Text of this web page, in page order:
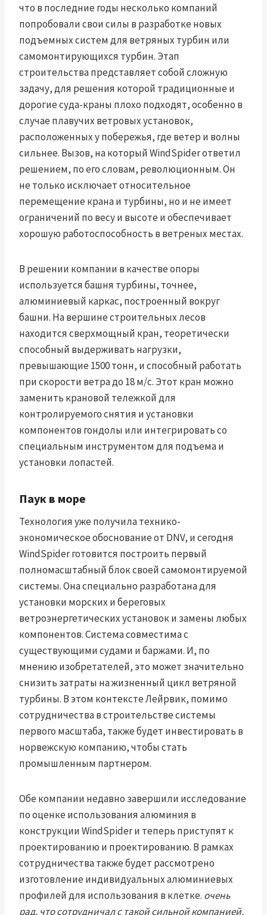
что в последние годы несколько компаний
попробовали свои силы в разработке новых
подъемных систем для ветряных турбин или
самомонтирующихся турбин. Этап
строительства представляет собой сложную
задачу, для решения которой традиционные и
дорогие суда-краны плохо подходят, особенно в
случае плавучих ветровых установок,
расположенных у побережья, где ветер и волны
сильнее. Вызов, на который WindSpider ответил
решением, по его словам, революционным. Он
не только исключает относительное
перемещение крана и турбины, но и не имеет
ограничений по весу и высоте и обеспечивает
хорошую работоспособность в ветреных местах.
В решении компании в качестве опоры
используется башня турбины, точнее,
алюминиевый каркас, построенный вокруг
башни. На вершине строительных лесов
находится сверхмощный кран, теоретически
способный выдерживать нагрузки,
превышающие 1500 тонн, и способный работать
при скорости ветра до 18 м/с. Этот кран можно
заменить крановой тележкой для
контролируемого снятия и установки
компонентов гондолы или интегрировать со
специальным инструментом для подъема и
установки лопастей.
Паук в море
Технология уже получила технико-
экономическое обоснование от DNV, и сегодня
WindSpider готовится построить первый
полномасштабный блок своей самомонтируемой
системы. Она специально разработана для
установки морских и береговых
ветроэнергетических установок и замены любых
компонентов. Система совместима с
существующими судами и баржами. И, по
мнению изобретателей, это может значительно
снизить затраты на жизненный цикл ветряной
турбины. В этом контексте Лейрвик, помимо
сотрудничества в строительстве системы
первого масштаба, также будет инвестировать в
норвежскую компанию, чтобы стать
промышленным партнером.
Обе компании недавно завершили исследование
по оценке использования алюминия в
конструкции WindSpider и теперь приступят к
проектированию и проектированию. В рамках
сотрудничества также будет рассмотрено
изготовление индивидуальных алюминиевых
профилей для использования в клетке. очень
рад, что сотрудничал с такой сильной компанией,